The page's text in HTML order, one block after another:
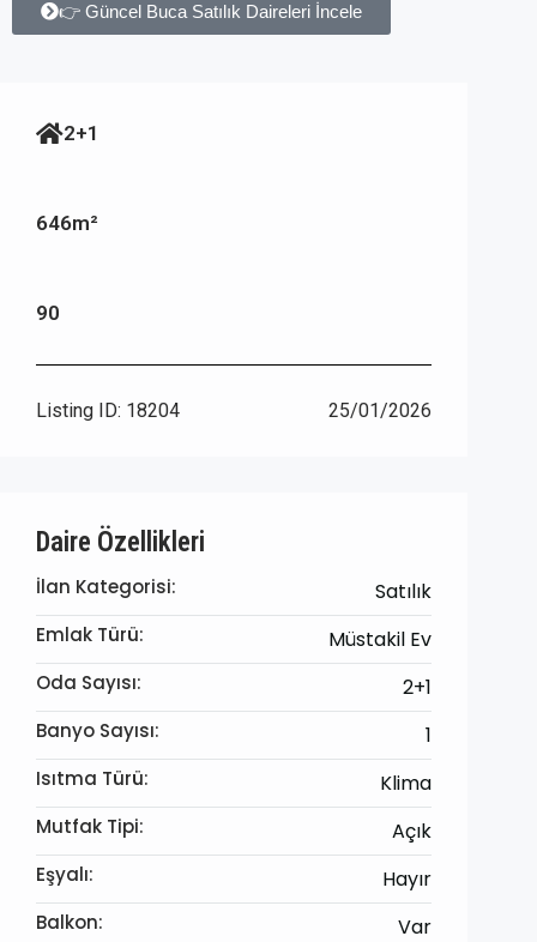
👉 Güncel Buca Satılık Daireleri İncele
2+1
646m²
90
Listing ID: 18204 25/01/2026
Daire Özellikleri
İlan Kategorisi: Satılık
Emlak Türü: Müstakil Ev
Oda Sayısı: 2+1
Banyo Sayısı: 1
Isıtma Türü: Klima
Mutfak Tipi: Açık
Eşyalı: Hayır
Balkon: Var